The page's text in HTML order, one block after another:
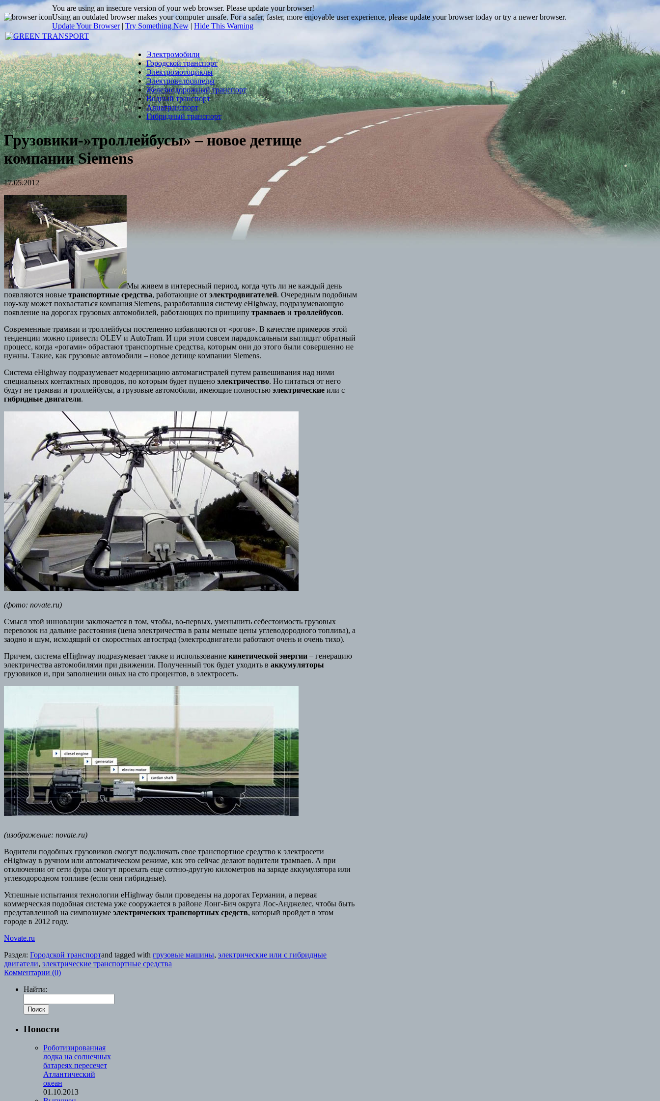
You are using an insecure version ofyour web browser. Please update your browser!
Using an outdated browser makes your computer unsafe. For a safer, faster, more enjoyable user experience, please update your browser today or try a newer browser.
Update Your Browser| Try Something New | Hide This Warning
Электромобили
Городской транспорт
Электромотоциклы
Электровелосипеды
Железнодорожный транспорт
Водный транспорт
Авиатранспорт
Гибридный транспорт
Грузовики-»троллейбусы» – новое детище
компании Siemens
17.05.2012
Мы живем в интересный период, когда чуть ли не каждый день
появляются новые транспортные средства, работающие от электродвигателей. Очередным подобным
ноу-хау может похвастаться компания Siemens, разработавшая систему eHighway, подразумевающую
появление на дорогах грузовых автомобилей, работающих по принципу трамваев и троллейбусов.
Современные трамваи и троллейбусы постепенно избавляются от «рогов». В качестве примеров этой
тенденции можно привести OLEV и AutoTram. И при этом совсем парадоксальным выглядит обратный
процесс, когда «рогами» обрастают транспортные средства, которым они до этого были совершенно не
нужны. Такие, как грузовые автомобили – новое детище компании Siemens.
Система eHighway подразумевает модернизацию автомагистралей путем развешивания над ними
специальных контактных проводов, по которым будет пущено электричество. Но питаться от него
будут не трамваи и троллейбусы, а грузовые автомобили, имеющие полностью электрические или с
гибридные двигатели.
(фото: novate.ru)
Смысл этой инновации заключается в том, чтобы, во-первых, уменьшить себестоимость грузовых
перевозок на дальние расстояния (цена электричества в разы меньше цены углеводородного топлива), а
заодно и шум, исходящий от скоростных автострад (электродвигатели работают очень и очень тихо).
Причем, система eHighway подразумевает также и использование кинетической энергии – генерацию
электричества автомобилями при движении. Полученный ток будет уходить в аккумуляторы
грузовиков и, при заполнении оных на сто процентов, в электросеть.
(изображение: novate.ru)
Водители подобных грузовиков смогут подключать свое транспортное средство к электросети
eHighway в ручном или автоматическом режиме, как это сейчас делают водители трамваев. А при
отключении от сети фуры смогут проехать еще сотню-другую километров на заряде аккумулятора или
углеводородном топливе (если они гибридные).
Успешные испытания технологии eHighway были проведены на дорогах Германии, а первая
коммерческая подобная система уже сооружается в районе Лонг-Бич округа Лос-Анджелес, чтобы быть
представленной на симпозиуме электрических транспортных средств, который пройдет в этом
городе в 2012 году.
Novate.ru
Раздел: Городской транспортand tagged with грузовые машины, электрические или с гибридные
двигатели, электрические транспортные средства
Комментарии (0)
Найти:
Новости
Роботизированная
лодка на солнечных
батареях пересечет
Атлантический
океан
01.10.2013